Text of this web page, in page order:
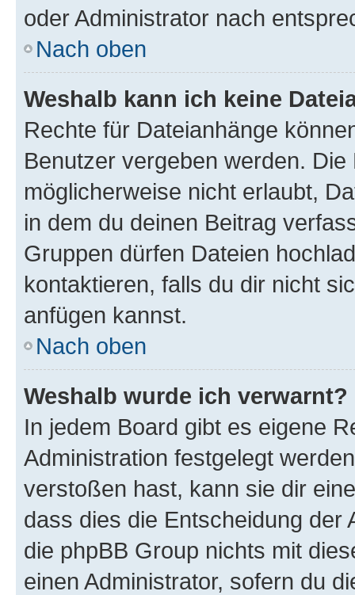
oder Administrator nach
Nach oben
Weshalb kann ich keine
Rechte für Dateianhänge
Benutzer vergeben werden.
möglicherweise nicht erlaubt,
in dem du deinen Beitrag
Gruppen dürfen Dateien
kontaktieren, falls du dir nicht
anfügen kannst.
Nach oben
Weshalb wurde ich verwarnt?
In jedem Board gibt es eigene
Administration festgelegt
verstoßen hast, kann sie dir
dass dies die Entscheidung der
die phpBB Group nichts mit
einen Administrator, sofern du